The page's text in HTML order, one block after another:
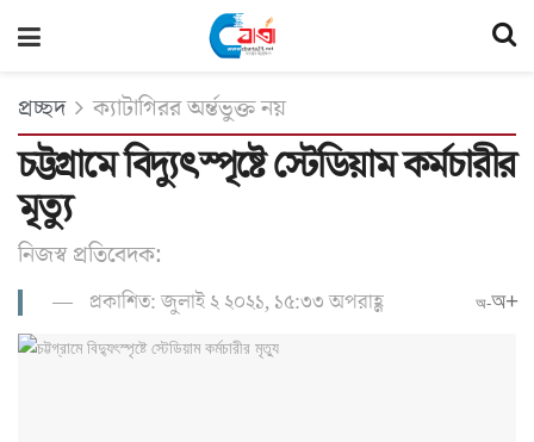
প্রচ্ছদ ক্যাটাগিরর অর্ন্তভুক্ত নয়
চট্টগ্রামে বিদ্যুৎস্পৃষ্টে স্টেডিয়াম কর্মচারীর
মৃত্যু
নিজস্ব প্রতিবেদক:
প্রকাশিত: জুলাই ২ ২০২১, ১৫:৩৩ অপরাহ্ণ অ-অ+